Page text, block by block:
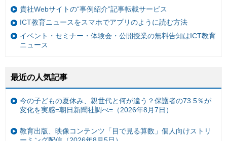
貴社Webサイトの“事例紹介”記事転載サービス
ICT教育ニュースをスマホでアプリのように読む方法
イベント・セミナー・体験会・公開授業の無料告知はICT教育
ニュース
最近の人気記事
今の子どもの夏休み、親世代と何が違う？保護者の73.5％が
変化を実感=朝日新聞社調べ=（2026年8月7日）
教育出版、映像コンテンツ「目で見る算数」個人向けストリ